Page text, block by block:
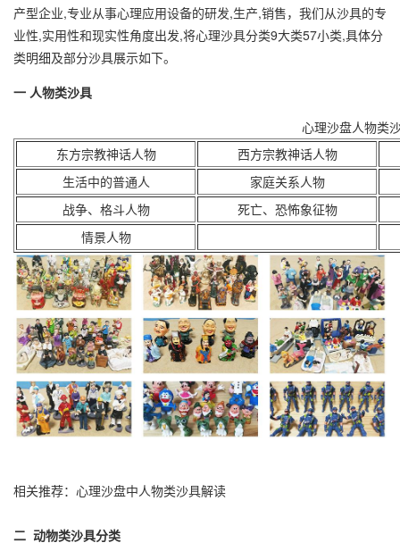
产型企业,专业从事心理应用设备的研发,生产,销售，我们从沙具的专
业性,实用性和现实性角度出发,将心理沙具分类9大类57小类,具体分
类明细及部分沙具展示如下。
一 人物类沙具
心理沙盘人物类
东方宗教神话人物
西方宗教神话人物
生活中的普通人
家庭关系人物
战争、格斗人物
死亡、恐怖象征物
情景人物
相关推荐：心理沙盘中人物类沙具解读
二 动物类沙具分类